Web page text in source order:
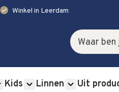
check Winkel in Leerdam
Zoek
Kids Linnen Uit